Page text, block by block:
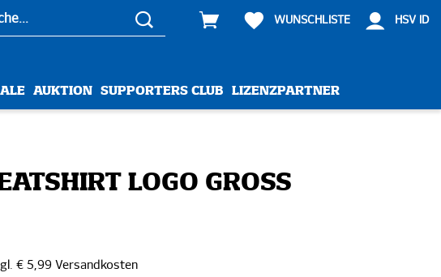
WUNSCHLISTE HSV ID
AUKTION SUPPORTERS CLUB LIZENZPARTNER
LOGO GROSS
€ 5,99 Versandkosten